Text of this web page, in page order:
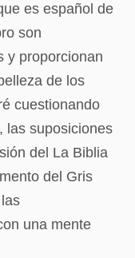
es español de
son
y proporcionan
de los
cuestionando
las suposiciones
del La Biblia
del Gris
una mente